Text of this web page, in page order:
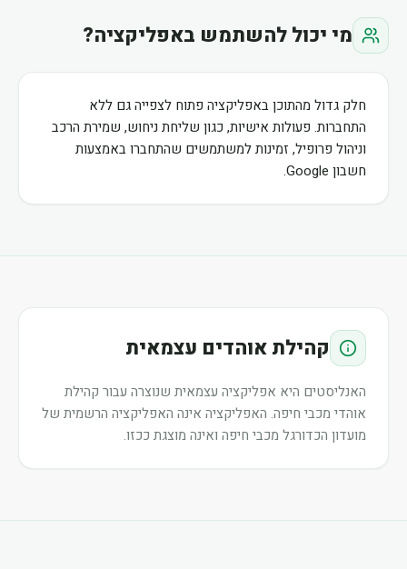
מי יכול להשתמש באפליקציה?
חלק גדול מהתוכן באפליקציה פתוח לצפייה גם ללא
התחברות. פעולות אישיות, כגון שליחת ניחוש, שמירת הרכב
וניהול פרופיל, זמינות למשתמשים שהתחברו באמצעות
חשבון Google.
קהילת אוהדים עצמאית
האנליסטים היא אפליקציה עצמאית שנוצרה עבור קהילת
אוהדי מכבי חיפה. האפליקציה אינה האפליקציה הרשמית של
מועדון הכדורגל מכבי חיפה ואינה מוצגת ככזו.